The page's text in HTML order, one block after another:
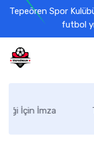
Tepeören Spor
futbol